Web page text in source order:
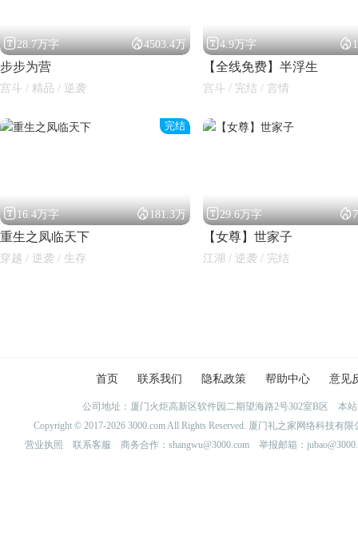
28.7万字 4503.4万
步步为营
宫斗 / 精品 / 逆袭
4.9万字 
【全线免费】半浮生
宫斗 / 完结 / 言情
完结
16.4万字 181.3万
重生之凤临天下
穿越 / 逆袭 / 生存
29.6万字 
【女尊】世家子
江湖 / 逆袭 / 完结
首页 联系我们 隐私政策 帮助中心 意见
公司地址：厦门火炬高新区软件园二期望海路2号302室B区 本
Copyright © 2017-2026 3000.com All Rights Reserved. 厦门礼之家网络科技
营业执照
联系客服 商务合作：shangwu@3000.com 举报邮箱：